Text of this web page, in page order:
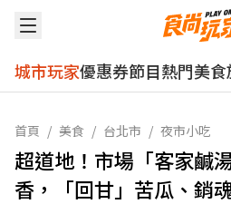
城市玩家優惠券節目熱門美食
首頁 / 美食 / 台北市 / 夜市小吃
超道地！市場「客家鹹
香，「回甘」苦瓜、銷